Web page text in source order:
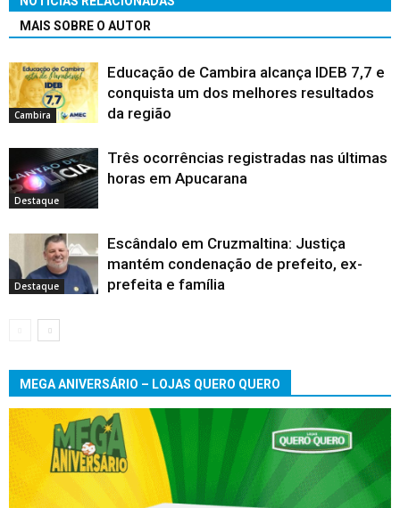
MAIS SOBRE O AUTOR
Cambira
Educação de Cambira alcança IDEB 7,7 e
conquista um dos melhores resultados
da região
Destaque
Três ocorrências registradas nas últimas
horas em Apucarana
Destaque
Escândalo em Cruzmaltina: Justiça
mantém condenação de prefeito, ex-
prefeita e família
MEGA ANIVERSÁRIO – LOJAS QUERO QUERO